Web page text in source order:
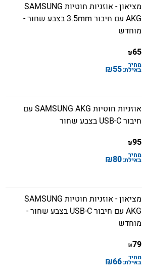
מציאון - אוזניות חוטיות SAMSUNG
AKG עם חיבור 3.5mm בצבע שחור -
מוחדש
65
₪
מחיר
באילת:55
₪
אוזניות חוטיות SAMSUNG AKG עם
חיבור USB-C בצבע שחור
95
₪
מחיר
באילת:80
₪
מציאון - אוזניות חוטיות SAMSUNG
AKG עם חיבור USB-C בצבע שחור -
מוחדש
79
₪
מחיר
באילת:66
₪